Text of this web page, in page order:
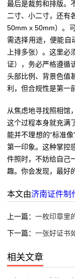
最后是裁剪和排版。
二寸、小二寸，还有
50mm x 50mm）。
需选择用途，便能自
上排多张）。这里
证），务必严格遵循
头部比例、背景色值
利，但合规性是第一
从焦虑地寻找照相馆
这个过程本身就充满
能并不理想的“标准
第一印象。这种掌控
件照时，不妨给自己
趣。你会发现，最好
本文由济南证件制
上一篇： 一枚印章里
下一篇： 一张好证书
相关文章